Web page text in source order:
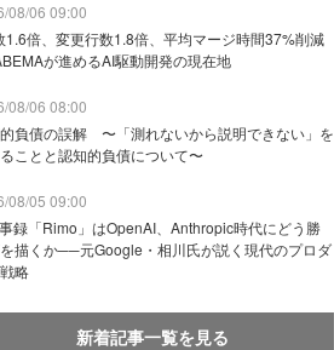
08/06 09:00
1.6倍、変更行数1.8倍、平均マージ時間37%削減
が進めるAI駆動開発の現在地
08/06 08:00
負債の誤解 〜「測れないから説明できない」を
ことと認知的負債について〜
08/05 09:00
録「Rimo」はOpenAI、Anthropic時代にどう勝
描くか──元Google・相川氏が説く現代のプロダ
略
新着記事一覧を見る